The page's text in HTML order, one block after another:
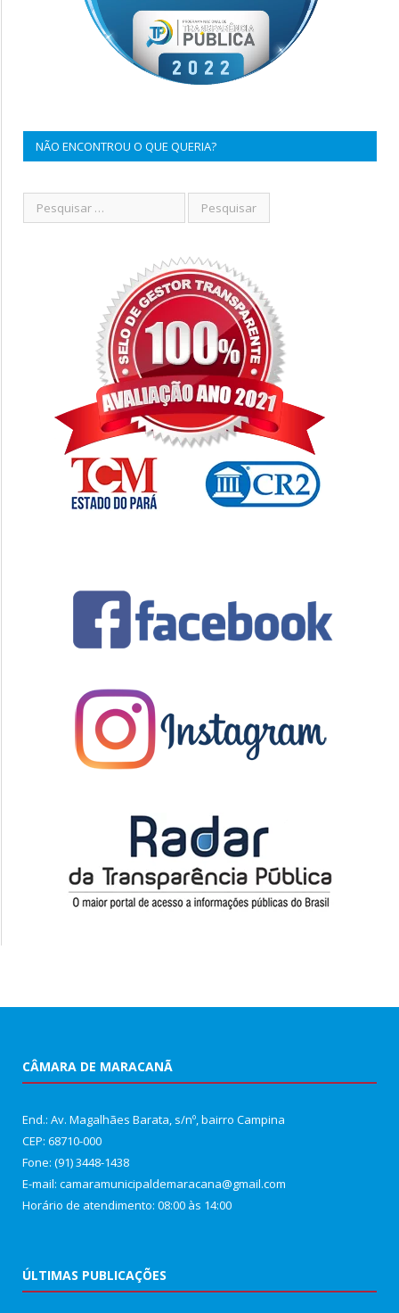
NÃO ENCONTROU O QUE QUERIA?
CÂMARA DE MARACANÃ
End.: Av. Magalhães Barata, s/nº, bairro Campina
CEP: 68710-000
Fone: (91) 3448-1438
E-mail: camaramunicipaldemaracana@gmail.com
Horário de atendimento: 08:00 às 14:00
ÚLTIMAS PUBLICAÇÕES